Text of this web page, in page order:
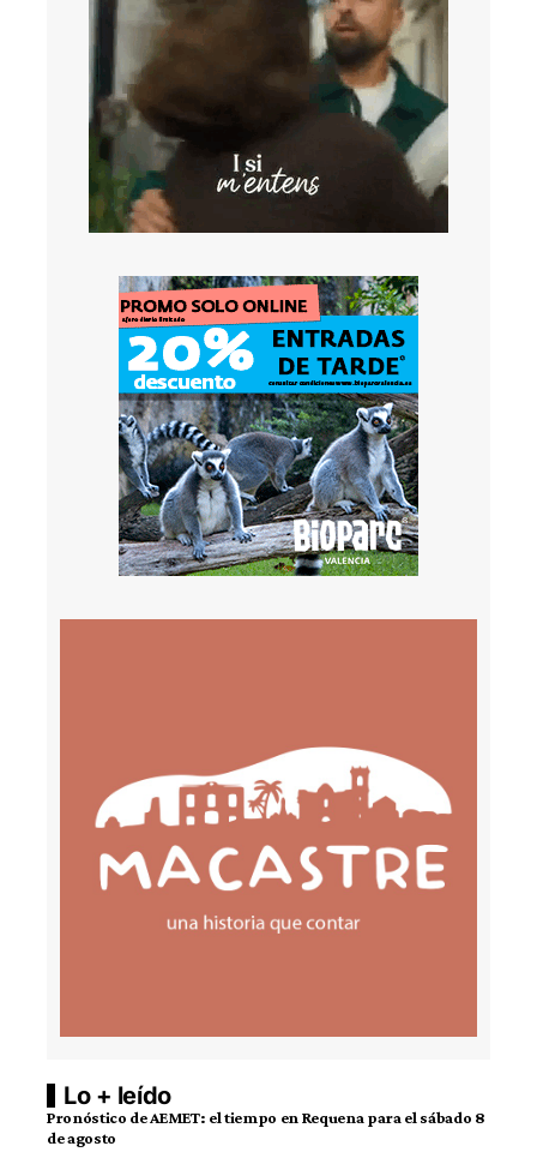
Lo + leído
Pronóstico de AEMET: el tiempo en Requena para el sábado 8
de agosto